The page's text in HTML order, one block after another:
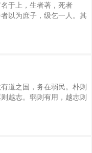
刑可也。 昔之能制天下
强敌者，必先胜其民者
于上，生者著，死者
为庶子，级乞一人。其
不致士大夫劳爵，能。五
，百将、屯长不得，斩
，百将、屯长赐爵一
；二五百主，将之主，
道之国，务在弱民。朴则
越志。弱则有用，越志则
农不偷。农不偷，六虱无